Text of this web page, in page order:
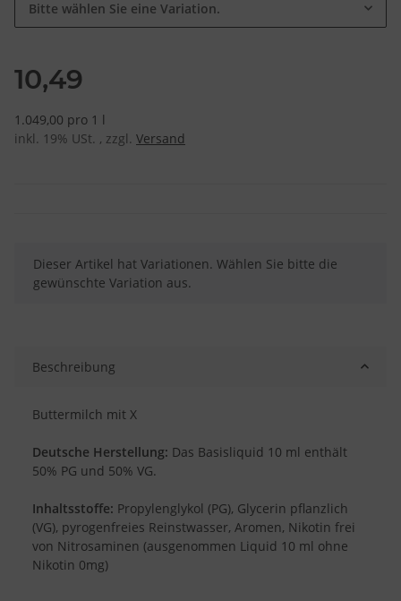
Bitte wählen Sie eine Variation.
10,49
1.049,00 pro 1 l
inkl. 19% USt. , zzgl. Versand
x
Dieser Artikel hat Variationen. Wählen Sie bitte die
gewünschte Variation aus.
Beschreibung
Buttermilch mit X
Deutsche Herstellung: Das Basisliquid 10 ml enthält
50% PG und 50% VG.
Inhaltsstoffe: Propylenglykol (PG), Glycerin pflanzlich
(VG), pyrogenfreies Reinstwasser, Aromen, Nikotin frei
von Nitrosaminen (ausgenommen Liquid 10 ml ohne
Nikotin 0mg)